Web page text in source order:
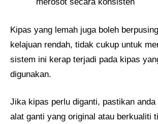
Kipas yang lemah juga boleh
kelajuan rendah, tidak cukup untuk
sistem ini kerap terjadi pada kipas
digunakan.
Jika kipas perlu diganti, pastikan anda
alat ganti yang original atau berkualiti